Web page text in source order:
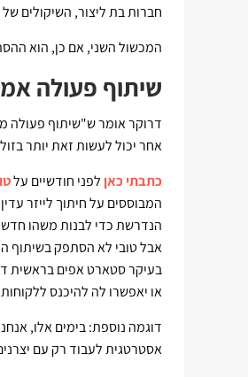
חברות בת ליצור, השיקולים
המכשול השני, אם כן, הוא
שיתוף פעולה
דרוקר אומר ש"שיתוף פעולה
אחר יכול לעשות זאת יותר בזול"
כתבתי כאןלפני חודשיים על
המבוססים על חיתוך לייזר
הנדרשת כדי לבנות משהו
אבל טובי לא הסתפק בשיתוף
או יאפשרו לה להיכנס
דוגמה נוספת: בימים אלו,
אסטרטגית לעבוד רק עם